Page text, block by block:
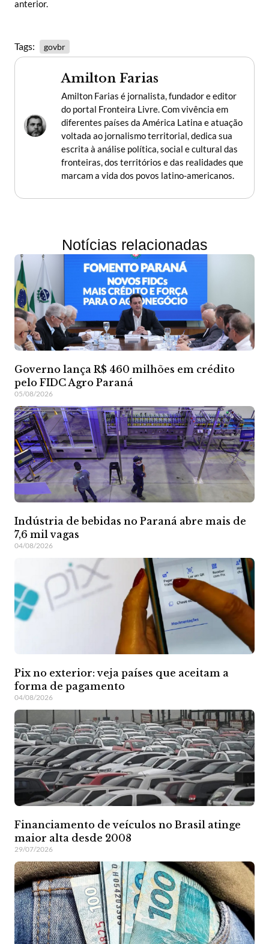
anterior.
Tags: govbr
Amilton Farias
Amilton Farias é jornalista, fundador e editor
do portal Fronteira Livre. Com vivência em
diferentes países da América Latina e atuação
voltada ao jornalismo territorial, dedica sua
escrita à análise política, social e cultural das
fronteiras, dos territórios e das realidades que
marcam a vida dos povos latino-americanos.
Notícias relacionadas
Governo lança R$ 460 milhões em crédito
pelo FIDC Agro Paraná
05/08/2026
Indústria de bebidas no Paraná abre mais de
7,6 mil vagas
04/08/2026
Pix no exterior: veja países que aceitam a
forma de pagamento
04/08/2026
Financiamento de veículos no Brasil atinge
maior alta desde 2008
29/07/2026